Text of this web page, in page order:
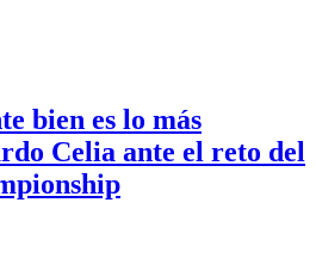
bien es lo más
Celia ante el reto del